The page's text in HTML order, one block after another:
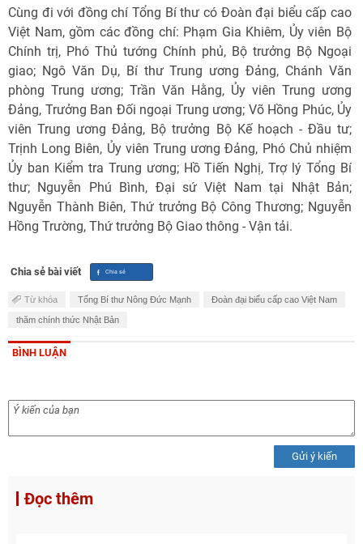
Cùng đi với đồng chí Tổng Bí thư có Đoàn đại biểu cấp cao
Việt Nam, gồm các đồng chí: Phạm Gia Khiêm, Ủy viên Bộ
Chính trị, Phó Thủ tướng Chính phủ, Bộ trưởng Bộ Ngoại
giao; Ngô Văn Dụ, Bí thư Trung ương Đảng, Chánh Văn
phòng Trung ương; Trần Văn Hằng, Ủy viên Trung ương
Đảng, Trưởng Ban Đối ngoại Trung ương; Võ Hồng Phúc, Ủy
viên Trung ương Đảng, Bộ trưởng Bộ Kế hoạch - Đầu tư;
Trịnh Long Biên, Ủy viên Trung ương Đảng, Phó Chủ nhiệm
Ủy ban Kiểm tra Trung ương; Hồ Tiến Nghị, Trợ lý Tổng Bí
thư; Nguyễn Phú Bình, Đại sứ Việt Nam tại Nhật Bản;
Nguyễn Thành Biên, Thứ trưởng Bộ Công Thương; Nguyễn
Hồng Trường, Thứ trưởng Bộ Giao thông - Vận tải.
Chia sẻ bài viết
Từ khóa Tổng Bí thư Nông Đức Mạnh Đoàn đại biểu cấp cao Việt Nam
thăm chính thức Nhật Bản
BÌNH LUẬN
Gửi ý kiến
Đọc thêm